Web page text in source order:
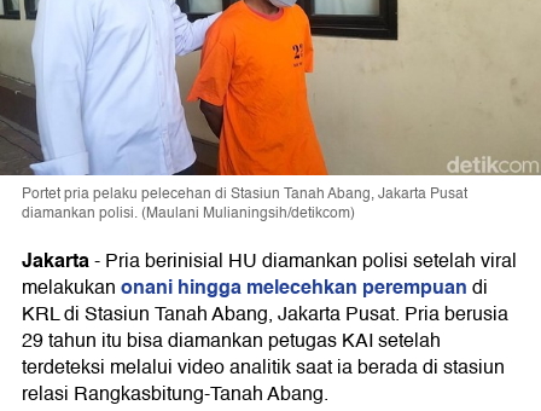
Portet pria pelaku pelecehan di Stasiun Tanah Abang, Jakarta Pusat
diamankan polisi. (Maulani Mulianingsih/detikcom)
Jakarta-Pria berinisial HU diamankan polisi setelah viral
melakukanonani hingga melecehkan perempuandi
KRL di Stasiun Tanah Abang, Jakarta Pusat. Pria berusia
29 tahun itu bisa diamankan petugas KAI setelah
terdeteksi melalui video analitik saat ia berada di stasiun
relasi Rangkasbitung-Tanah Abang.